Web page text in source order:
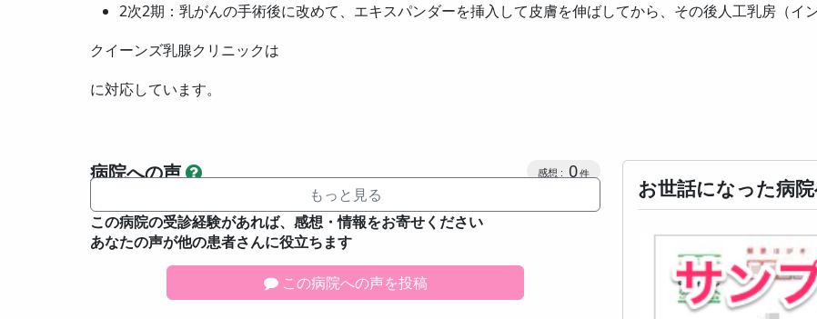
2次2期：乳がんの手術後に改めて、エキスパンダーを挿入して皮膚を伸ばしてから、その後人工乳房（イ
クイーンズ乳腺クリニックは
に対応しています。
病院への声 感想投稿数
0
もっと見る
この病院の受診経験があれば、感想・情報をお寄せください
あなたの声が他の患者さんに役立ちます
この病院への声を投稿
お世話になった病